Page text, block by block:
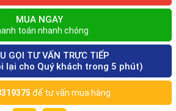
MUA NGAY
toán nhanh chóng
GỌI TƯ VẤN TRỰC TIẾP
lại cho Quý khách trong 5 phút)
để tư vấn mua hàng